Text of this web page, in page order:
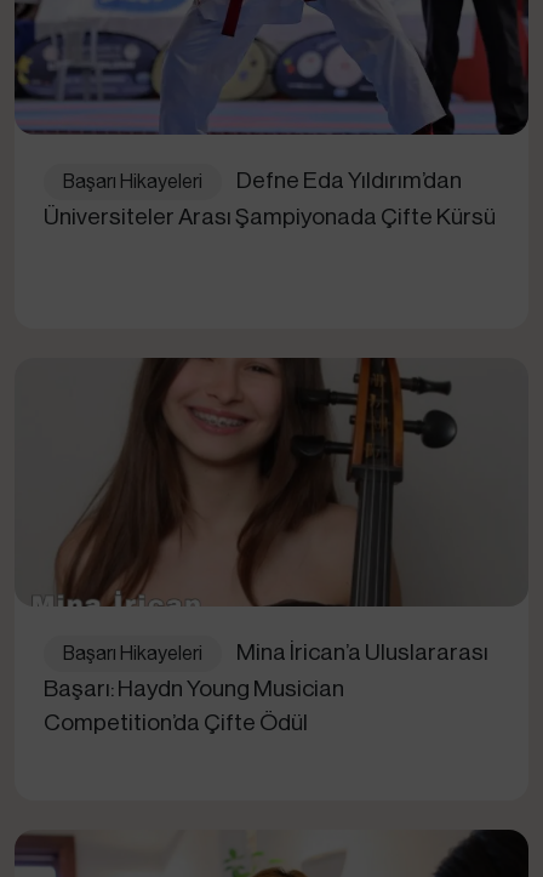
Başarı Hikayeleri
Defne Eda Yıldırım’dan
Üniversiteler Arası Şampiyonada Çifte Kürsü
Başarı Hikayeleri
Mina İrican’a Uluslararası
Başarı: Haydn Young Musician
Competition’da Çifte Ödül